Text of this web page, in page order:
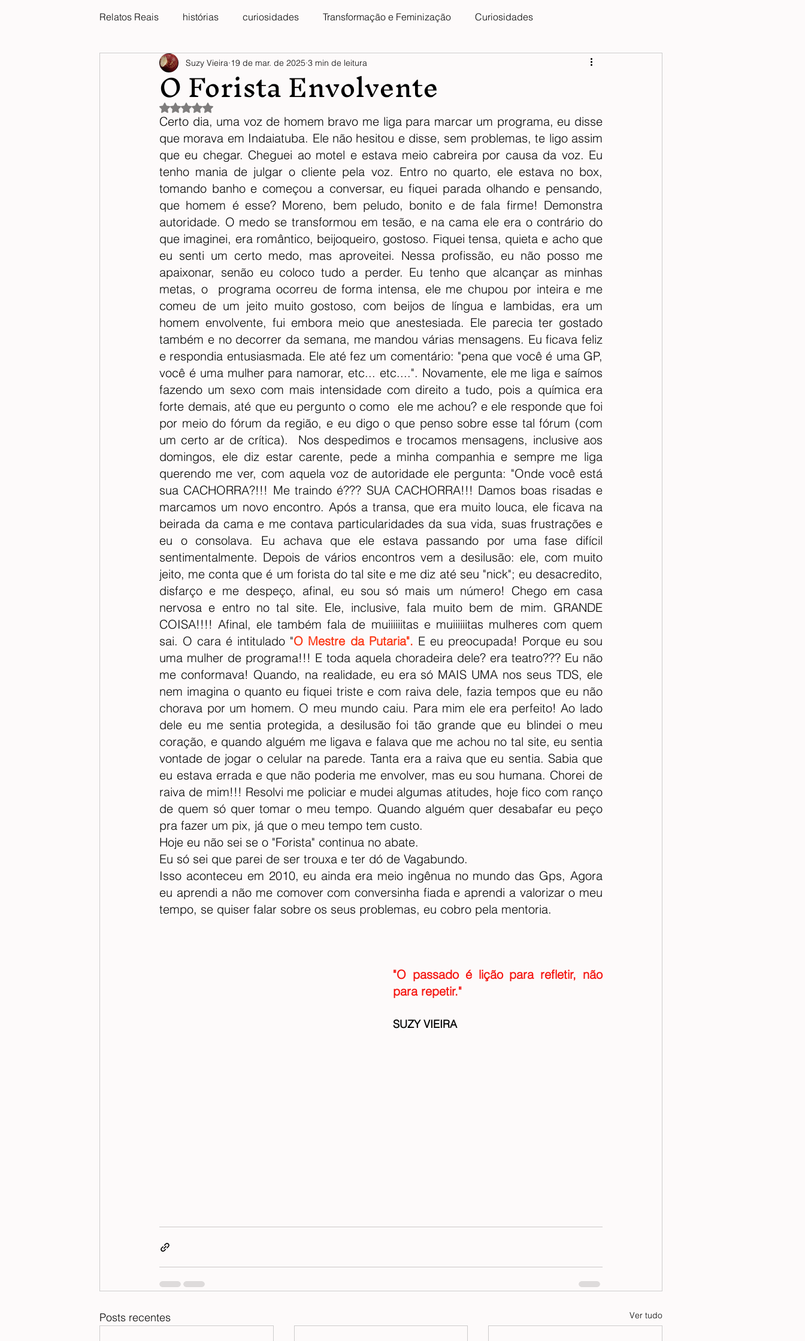
Relatos Reais histórias curiosidades Transformação e Feminização Curiosidades
O Forista Envolvente
Suzy Vieira 19 de mar. de 2025 3 min de leitura
Avaliado com NaN de 5 estrelas.
Certo dia, uma voz de homem bravo me liga para marcar um programa, eu disse
que morava em Indaiatuba. Ele não hesitou e disse, sem problemas, te ligo assim
que eu chegar. Cheguei ao motel e estava meio cabreira por causa da voz. Eu
tenho mania de julgar o cliente pela voz. Entro no quarto, ele estava no box,
tomando banho e começou a conversar, eu fiquei parada olhando e pensando,
que homem é esse? Moreno, bem peludo, bonito e de fala firme! Demonstra
autoridade. O medo se transformou em tesão, e na cama ele era o contrário do
que imaginei, era romântico, beijoqueiro, gostoso. Fiquei tensa, quieta e acho que
eu senti um certo medo, mas aproveitei. Nessa profissão, eu não posso me
apaixonar, senão eu coloco tudo a perder. Eu tenho que alcançar as minhas
metas, o  programa ocorreu de forma intensa, ele me chupou por inteira e me
comeu de um jeito muito gostoso, com beijos de língua e lambidas, era um
homem envolvente, fui embora meio que anestesiada. Ele parecia ter gostado
também e no decorrer da semana, me mandou várias mensagens. Eu ficava feliz
e respondia entusiasmada. Ele até fez um comentário: "pena que você é uma GP,
você é uma mulher para namorar, etc... etc....". Novamente, ele me liga e saímos
fazendo um sexo com mais intensidade com direito a tudo, pois a química era
forte demais, até que eu pergunto o como  ele me achou? e ele responde que foi
por meio do fórum da região, e eu digo o que penso sobre esse tal fórum (com
um certo ar de crítica).  Nos despedimos e trocamos mensagens, inclusive aos
domingos, ele diz estar carente, pede a minha companhia e sempre me liga
querendo me ver, com aquela voz de autoridade ele pergunta: "Onde você está
sua CACHORRA?!!! Me traindo é??? SUA CACHORRA!!! Damos boas risadas e
marcamos um novo encontro. Após a transa, que era muito louca, ele ficava na
beirada da cama e me contava particularidades da sua vida, suas frustrações e
eu o consolava. Eu achava que ele estava passando por uma fase difícil
sentimentalmente. Depois de vários encontros vem a desilusão: ele, com muito
jeito, me conta que é um forista do tal site e me diz até seu "nick"; eu desacredito,
disfarço e me despeço, afinal, eu sou só mais um número! Chego em casa
nervosa e entro no tal site. Ele, inclusive, fala muito bem de mim. GRANDE
COISA!!!! Afinal, ele também fala de muiiiiiitas e muiiiiiitas mulheres com quem
sai. O cara é intitulado "O Mestre da Putaria". E eu preocupada! Porque eu sou
uma mulher de programa!!! E toda aquela choradeira dele? era teatro??? Eu não
me conformava! Quando, na realidade, eu era só MAIS UMA nos seus TDS, ele
nem imagina o quanto eu fiquei triste e com raiva dele, fazia tempos que eu não
chorava por um homem. O meu mundo caiu. Para mim ele era perfeito! Ao lado
dele eu me sentia protegida, a desilusão foi tão grande que eu blindei o meu
coração, e quando alguém me ligava e falava que me achou no tal site, eu sentia
vontade de jogar o celular na parede. Tanta era a raiva que eu sentia. Sabia que
eu estava errada e que não poderia me envolver, mas eu sou humana. Chorei de
raiva de mim!!! Resolvi me policiar e mudei algumas atitudes, hoje fico com ranço
de quem só quer tomar o meu tempo. Quando alguém quer desabafar eu peço
pra fazer um pix, já que o meu tempo tem custo.
Hoje eu não sei se o "Forista" continua no abate.
Eu só sei que parei de ser trouxa e ter dó de Vagabundo.
Isso aconteceu em 2010, eu ainda era meio ingênua no mundo das Gps, Agora
eu aprendi a não me comover com conversinha fiada e aprendi a valorizar o meu
tempo, se quiser falar sobre os seus problemas, eu cobro pela mentoria.
"O passado é lição para refletir, não
para repetir."
SUZY VIEIRA
Posts recentes Ver tudo